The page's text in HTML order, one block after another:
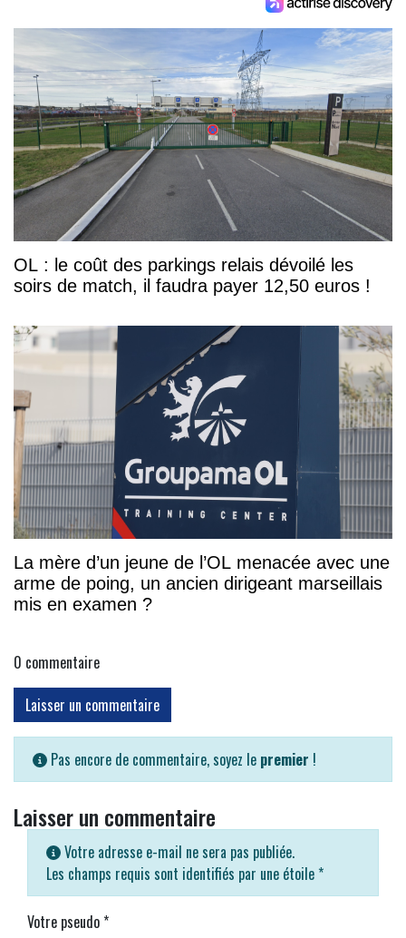
OL : le coût des parkings relais dévoilé les
soirs de match, il faudra payer 12,50 euros !
La mère d’un jeune de l’OL menacée avec une
arme de poing, un ancien dirigeant marseillais
mis en examen ?
0 commentaire
Laisser un commentaire
Pas encore de commentaire, soyez le premier !
Laisser un commentaire
Votre adresse e-mail ne sera pas publiée.
Les champs requis sont identifiés par une étoile *
Votre pseudo*